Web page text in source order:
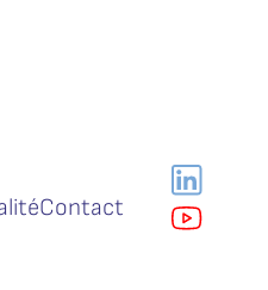
Contact